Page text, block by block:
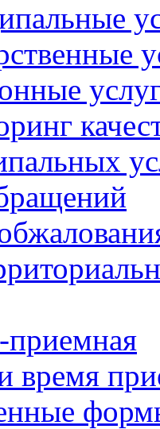
приемная
время